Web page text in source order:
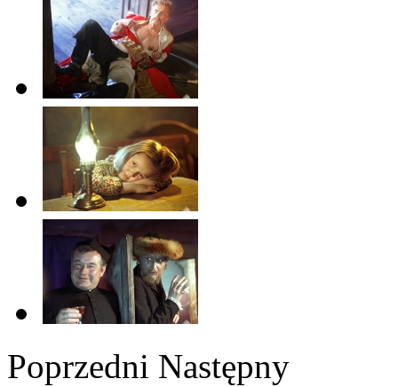
Poprzedni Następny